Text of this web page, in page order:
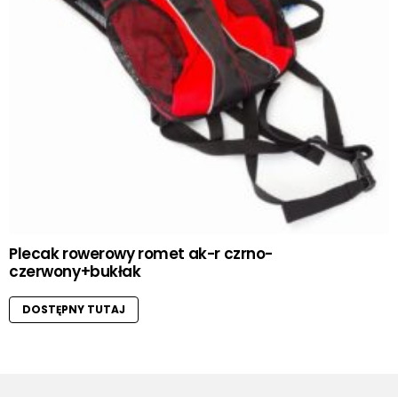
Plecak rowerowy romet ak-r czrno-
czerwony+bukłak
DOSTĘPNY TUTAJ